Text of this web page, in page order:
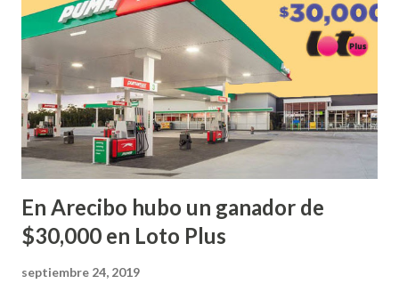
¡Enhorabuena que lo disfrute!
...
En Arecibo hubo un ganador de
$30,000 en Loto Plus
septiembre 24, 2019